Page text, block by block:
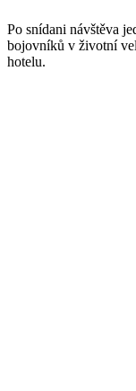
Po snídani návštěva
bojovníků v životní
hotelu.